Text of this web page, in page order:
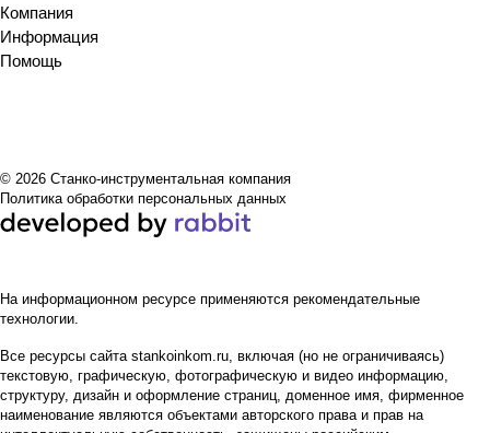
Компания
Информация
Помощь
© 2026 Станко-инструментальная компания
Политика обработки персональных данных
На информационном ресурсе применяются рекомендательные
технологии.
Все ресурсы сайта stankoinkom.ru, включая (но не ограничиваясь)
текстовую, графическую, фотографическую и видео информацию,
структуру, дизайн и оформление страниц, доменное имя, фирменное
наименование являются объектами авторского права и прав на